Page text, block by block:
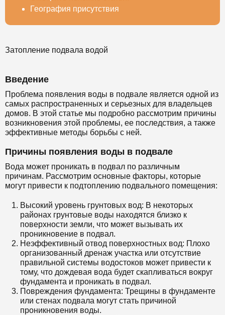
География присутствия
Затопление подвала водой
Введение
Проблема появления воды в подвале является одной из
самых распространенных и серьезных для владельцев
домов. В этой статье мы подробно рассмотрим причины
возникновения этой проблемы, ее последствия, а также
эффективные методы борьбы с ней.
Причины появления воды в подвале
Вода может проникать в подвал по различным
причинам. Рассмотрим основные факторы, которые
могут привести к подтоплению подвального помещения:
Высокий уровень грунтовых вод: В некоторых
районах грунтовые воды находятся близко к
поверхности земли, что может вызывать их
проникновение в подвал.
Неэффективный отвод поверхностных вод: Плохо
организованный дренаж участка или отсутствие
правильной системы водостоков может привести к
тому, что дождевая вода будет скапливаться вокруг
фундамента и проникать в подвал.
Повреждения фундамента: Трещины в фундаменте
или стенах подвала могут стать причиной
проникновения воды.